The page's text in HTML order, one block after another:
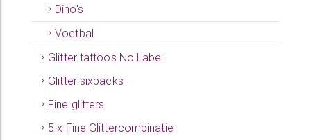
Dino's
Voetbal
Glitter tattoos No Label
Glitter sixpacks
Fine glitters
5 x Fine Glittercombinatie